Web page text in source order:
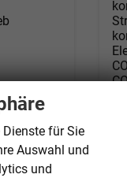
g/km
CO
Dienste für Sie
Auswahl und
und